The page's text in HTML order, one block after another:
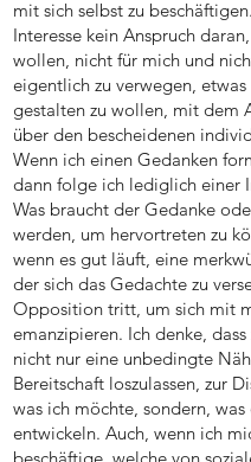
mit sich selbst zu
Interesse kein Anspruch
wollen, nicht für mich und
eigentlich zu verwegen,
gestalten zu wollen, mit dem
über den bescheidenen
Wenn ich einen Gedanken
dann folge ich lediglich einer
Was braucht der Gedanke
werden, um hervortreten zu
wenn es gut läuft, eine
der sich das Gedachte zu
Opposition tritt, um sich mit
emanzipieren. Ich denke,
nicht nur eine unbedingte
Bereitschaft loszulassen, zur
was ich möchte, sondern,
entwickeln. Auch, wenn ich